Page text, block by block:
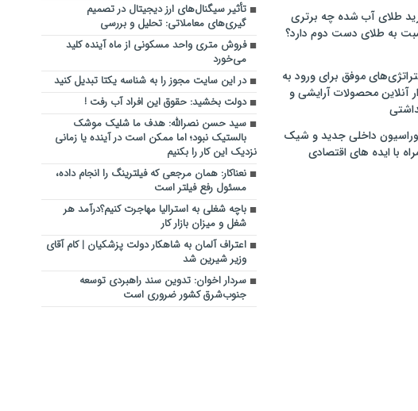
طلای آب شده چه برتری
به طلای دست دوم دارد؟
موفق برای ورود به
آنلاین محصولات آرایشی و
داخلی جدید و شیک
با ایده های اقتصادی
تأثیر سیگنال‌های ارز دیجیتال در تصمیم
گیری‌های معاملاتی: تحلیل و بررسی
فروش متری واحد مسکونی از ماه آینده کلید
می‌خورد
در این سایت مجوز را به شناسه یکتا تبدیل کنید
دولت بخشید: حقوق این افراد آب رفت !
سید حسن نصرالله: هدف ما شلیک موشک
بالستیک نبود؛ اما ممکن است در آینده یا زمانی
نزدیک این کار را بکنیم
نعناکار:‌ همان مرجعی که فیلترینگ را انجام داده،
مسئول رفع فیلتر است
باچه شغلی به استرالیا مهاجرت کنیم؟درآمد هر
شغل و میزان بازار کار
اعتراف آلمان به شاهکار دولت پزشکیان | کام آقای
وزیر شیرین شد
سردار اخوان: تدوین سند راهبردی توسعه
جنوب‌شرق کشور ضروری است